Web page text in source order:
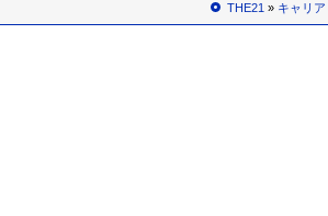
THE21 » キャリア